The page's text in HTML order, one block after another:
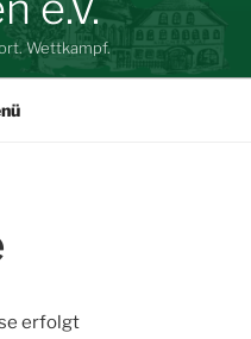
Wettkampf.
erfolgt